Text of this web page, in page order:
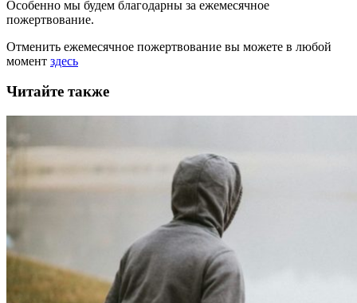
Особенно мы будем благодарны за ежемесячное
пожертвование.
Отменить ежемесячное пожертвование вы можете в любой
момент здесь
Читайте также